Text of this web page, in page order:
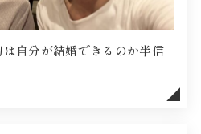
自分が結婚できるのか半信